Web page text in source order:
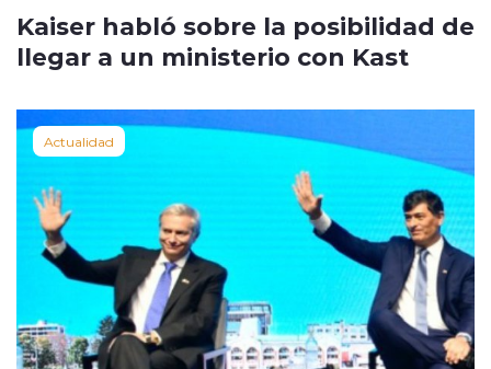
Kaiser habló sobre la posibilidad de
llegar a un ministerio con Kast
Actualidad